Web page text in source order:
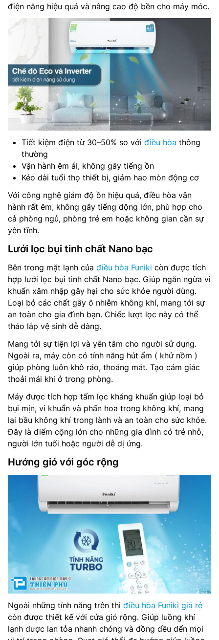
điện năng hiệu quả và nâng cao độ bền cho máy móc.
Tiết kiệm điện từ 30–50% so với điều hòa thông
thường
Vận hành êm ái, không gây tiếng ồn
Kéo dài tuổi thọ thiết bị, giảm hao mòn động cơ
Với công nghệ giảm độ ồn hiệu quả, điều hòa vận
hành rất êm, không gây tiếng động lớn, phù hợp cho
cả phòng ngủ, phòng trẻ em hoặc không gian cần sự
yên tĩnh.
Lưới lọc bụi tinh chất Nano bạc
Bên trong mặt lạnh của điều hòa Funiki còn được tích
hợp lưới lọc bụi tinh chất Nano bạc. Giúp ngăn ngừa vi
khuẩn xâm nhập gây hại cho sức khỏe người dùng.
Loại bỏ các chất gây ô nhiễm không khí, mang tới sự
an toàn cho gia đình bạn. Chiếc lượt lọc này có thể
tháo lắp vệ sinh dễ dàng.
Mang tới sự tiện lợi và yên tâm cho người sử dụng.
Ngoài ra, máy còn có tính năng hút ẩm ( khử nồm )
giúp phòng luôn khô ráo, thoáng mát. Tạo cảm giác
thoải mái khi ở trong phòng.
Máy được tích hợp tấm lọc kháng khuẩn giúp loại bỏ
bụi mịn, vi khuẩn và phấn hoa trong không khí, mang
lại bầu không khí trong lành và an toàn cho sức khỏe.
Đây là điểm cộng lớn cho những gia đình có trẻ nhỏ,
người lớn tuổi hoặc người dễ dị ứng.
Hướng gió với góc rộng
Ngoài những tính năng trên thì điều hòa Funiki giá rẻ
còn được thiết kế với cửa gió rộng. Giúp luồng khí
lạnh được lan tỏa nhanh chóng và đồng đều đến mọi